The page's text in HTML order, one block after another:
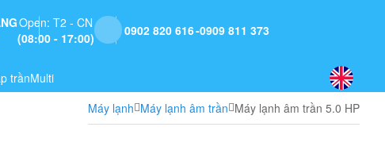
Open: T2 - CN
(08:00 - 17:00)
0902 820 616 0909 811 373
trầnMulti
Máy lạnh Máy lạnh âm trần Máy lạnh âm trần 5.0 HP